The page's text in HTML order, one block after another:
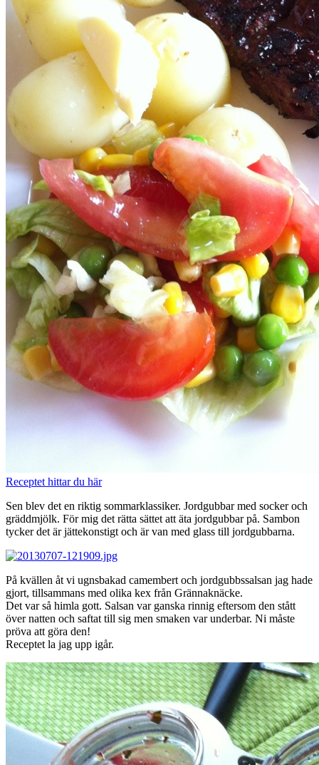
Receptet hittar du här
Sen blev det en riktig sommarklassiker. Jordgubbar med socker och
gräddmjölk. För mig det rätta sättet att äta jordgubbar på. Sambon
tycker det är jättekonstigt och är van med glass till jordgubbarna.
På kvällen åt vi ugnsbakad camembert och jordgubbssalsan jag hade
gjort, tillsammans med olika kex från Grännaknäcke.
Det var så himla gott. Salsan var ganska rinnig eftersom den stått
över natten och saftat till sig men smaken var underbar. Ni måste
pröva att göra den!
Receptet la jag upp igår.